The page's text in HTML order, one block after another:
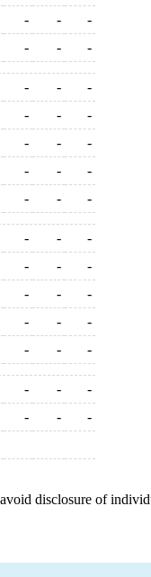
- -
-
- - -
- -
-
- -
-
- -
-
- -
-
- - -
- -
-
- -
-
- -
-
- -
-
- - -
- -
-
- -
-
disclosure of